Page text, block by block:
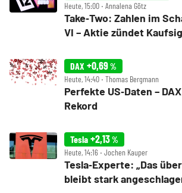
Heute, 15:00 ‧ Annalena Götz
Take‑Two: Zahlen im
VI – Aktie zündet
DAX +0,69%
Heute, 14:40 ‧ Thomas Bergmann
Perfekte US‑Daten –
Rekord
Tesla +2,13%
Heute, 14:16 ‧ Jochen Kauper
Tesla‑Experte: „Das
bleibt stark